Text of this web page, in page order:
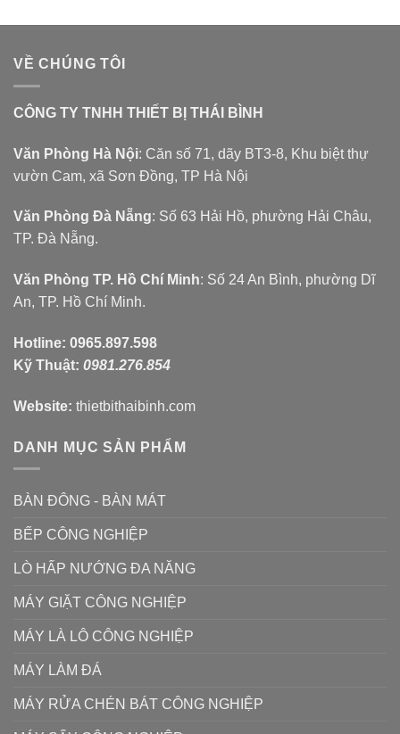
VỀ CHÚNG TÔI
CÔNG TY TNHH THIẾT BỊ THÁI BÌNH
Văn Phòng Hà Nội: Căn số 71, dãy BT3-8, Khu biệt thự
vườn Cam, xã Sơn Đồng, TP Hà Nội
Văn Phòng Đà Nẵng: Số 63 Hải Hồ, phường Hải Châu,
TP. Đà Nẵng.
Văn Phòng TP. Hồ Chí Minh: Số 24 An Bình, phường Dĩ
An, TP. Hồ Chí Minh.
Hotline: 0965.897.598
Kỹ Thuật: 0981.276.854
Website: thietbithaibinh.com
DANH MỤC SẢN PHẨM
BÀN ĐÔNG - BÀN MÁT
BẾP CÔNG NGHIỆP
LÒ HẤP NƯỚNG ĐA NĂNG
MÁY GIẶT CÔNG NGHIỆP
MÁY LÀ LÔ CÔNG NGHIỆP
MÁY LÀM ĐÁ
MÁY RỬA CHÉN BÁT CÔNG NGHIỆP